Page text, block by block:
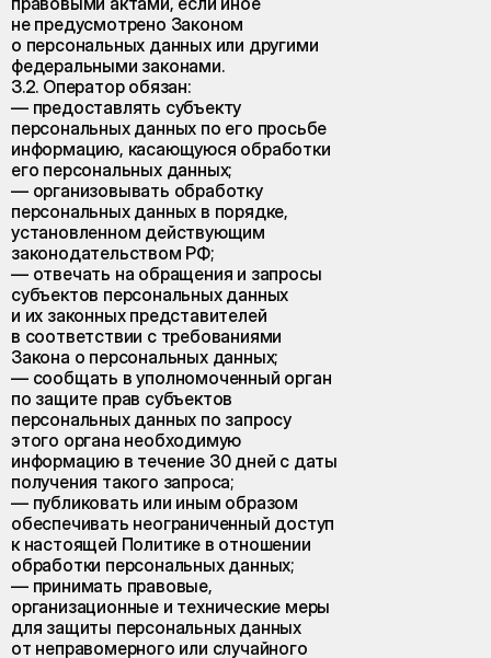
не предусмотрено Законом
о персональных данных или другими
федеральными законами.
3.2. Оператор обязан:
— предоставлять субъекту
персональных данных по его просьбе
информацию, касающуюся обработки
его персональных данных;
— организовывать обработку
персональных данных в порядке,
установленном действующим
законодательством РФ;
— отвечать на обращения и запросы
субъектов персональных данных
и их законных представителей
в соответствии с требованиями
Закона о персональных данных;
— сообщать в уполномоченный орган
по защите прав субъектов
персональных данных по запросу
этого органа необходимую
информацию в течение 30 дней с даты
получения такого запроса;
— публиковать или иным образом
обеспечивать неограниченный доступ
к настоящей Политике в отношении
обработки персональных данных;
— принимать правовые,
организационные и технические меры
для защиты персональных данных
от неправомерного или случайного